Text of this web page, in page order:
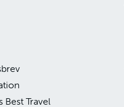
Best Travel